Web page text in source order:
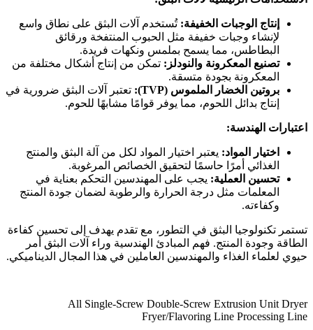
إنتاج الوجبات الخفيفة: تُستخدم آلات البثق على نطاق واسع
لإنشاء وجبات خفيفة مثل الحبوب المنتفخة ورقائق
البطاطس، مما يسمح بملمس ونكهات فريدة.
تصنيع المعكرونة والنودلز : تمكن من إنتاج أشكال مختلفة من
المعكرونة بجودة متسقة.
بروتين الخضار الملموس (TVP):
تعتبر آلات البثق ضرورية في
إنتاج بدائل اللحوم، مما يوفر قوامًا مشابهًا للحوم.
اعتبارات الهندسة:
اختيار المواد: يعتبر اختيار المواد لكل من آلة البثق والمنتج
الغذائي أمرًا حاسمًا لتحقيق الخصائص المرغوبة.
تحسين العملية: يجب على المهندسين التحكم بعناية في
المعلمات مثل درجة الحرارة والرطوبة لضمان جودة المنتج
وكفاءته.
تستمر تكنولوجيا البثق في التطور، مع تقدم يهدف إلى تحسين كفاءة
الطاقة وجودة المنتج. فهم المبادئ الهندسية وراء آلات البثق أمر
حيوي لعلماء الغذاء والمهندسين العاملين في هذا المجال الديناميكي.
All Single-Screw Double-Screw Extrusion UnitDryer
Fryer/Flavoring Line Processing Line